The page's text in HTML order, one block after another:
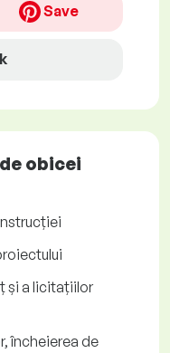
Save
obicei
și a licitațiilor
încheierea de